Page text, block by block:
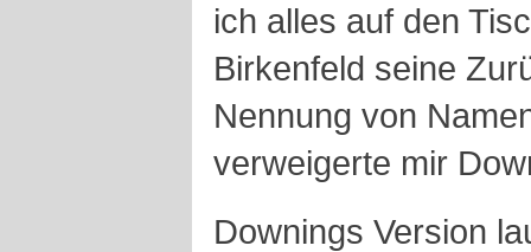
ich alles auf den
Birkenfeld seine
Nennung von
verweigerte mir
Downings Version